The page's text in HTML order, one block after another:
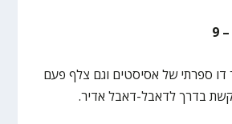
9
דו ספרתי של אסיסטים וגם צלף פעם
בדרך לדאבל-דאבל אדיר.